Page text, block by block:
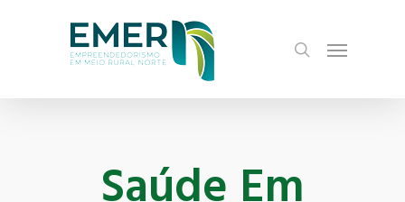
content
search
Menu